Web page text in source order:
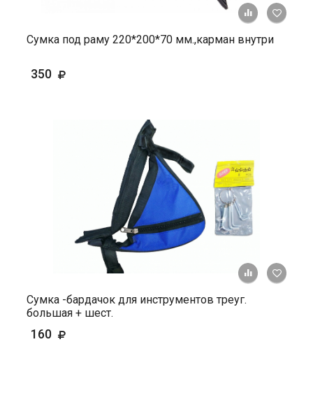
+ К
Сумка под раму 220*200*70 мм.,карман внутри
350
+ К
Сумка -бардачок для инструментов треуг.
большая + шест.
160